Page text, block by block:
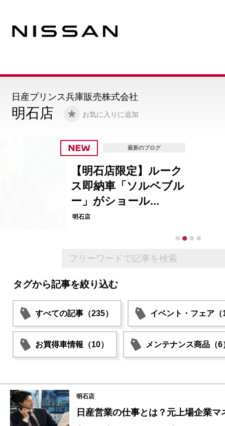
明石店 お気に入りに追加
日産プリンス兵庫販売株式会社
最新のブログ
【明石店限定】ルーク
ス即納車「ソルベブル
ー」がショール...
明石店
タグから記事を絞り込む
すべての記事（235） イベント・フェア（
お買得車情報（10） メンテナンス商品（6
明石店
日産営業の仕事とは？元上場企業マ